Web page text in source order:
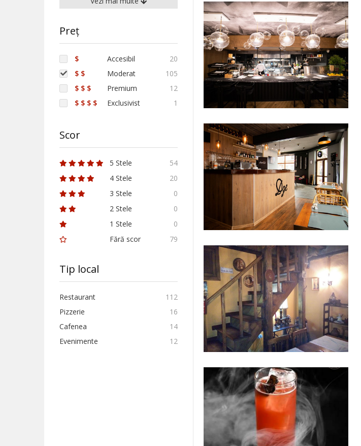
Preț
$ Accesibil
20
$ $
Moderat
105
$ $ $
Premium
12
$ $ $ $
Exclusivist 1
Scor
5 Stele
54
4 Stele
20
3 Stele
0
2 Stele
0
1 Stele
0
Fără scor
79
Tip local
Restaurant
112
Pizzerie
16
Cafenea
14
Evenimente
12